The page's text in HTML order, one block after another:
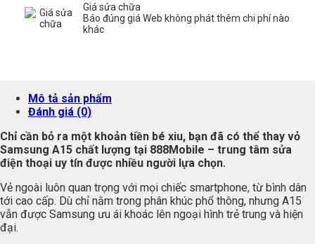
Giá sửa chữa
Báo đúng giá Web không phát thêm chi phí nào
khác
Mô tả sản phẩm
Đánh giá (0)
Chỉ cần bỏ ra một khoản tiền bé xiu, bạn đã có thể thay vỏ
Samsung A15 chất lượng tại 888Mobile – trung tâm sửa
điện thoại uy tín được nhiều người lựa chọn.
Vẻ ngoài luôn quan trọng với mọi chiếc smartphone, từ bình dân
tới cao cấp. Dù chỉ nằm trong phân khúc phổ thông, nhưng A15
vẫn được Samsung ưu ái khoác lên ngoại hình trẻ trung và hiện
đại.